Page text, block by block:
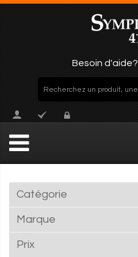
Besoin d'aide?
Catégorie
Marque
Prix